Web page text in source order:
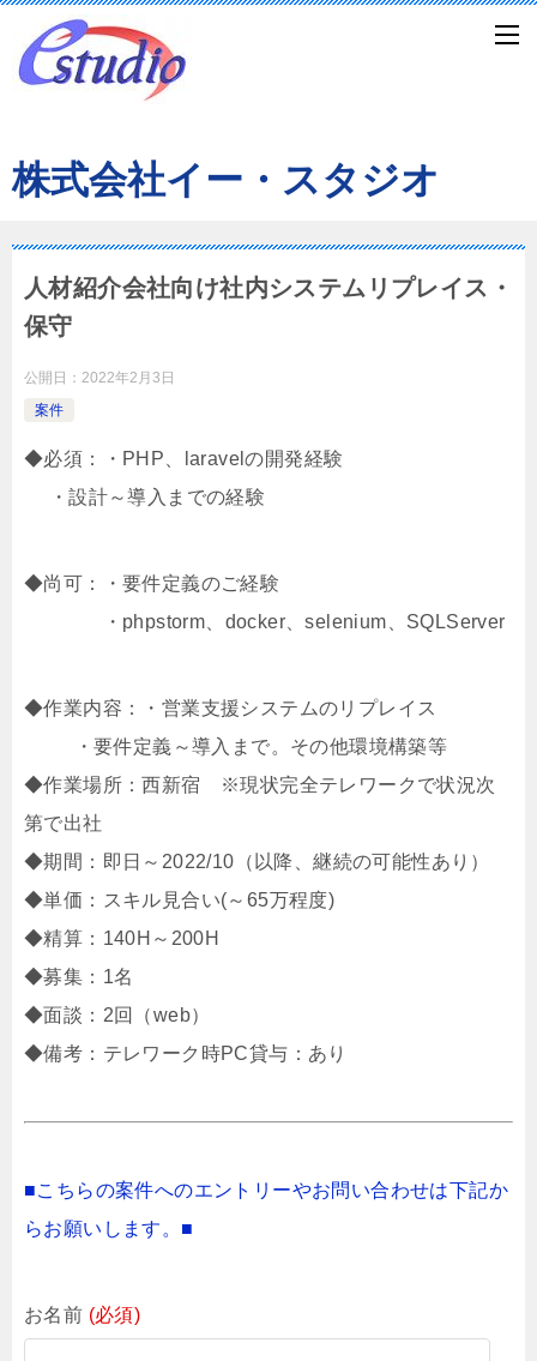
株式会社イー・スタジオ
人材紹介会社向け社内システムリプレイス・
保守
公開日： 2022年2月3日
案件
◆必須：・PHP、laravelの開発経験
・設計～導入までの経験
◆尚可：・要件定義のご経験
・phpstorm、docker、selenium、SQLServer
◆作業内容：・営業支援システムのリプレイス
・要件定義～導入まで。その他環境構築等
◆作業場所：西新宿 ※現状完全テレワークで状況次
第で出社
◆期間：即日～2022/10（以降、継続の可能性あり）
◆単価：スキル見合い(～65万程度)
◆精算：140H～200H
◆募集：1名
◆面談：2回（web）
◆備考：テレワーク時PC貸与：あり
■こちらの案件へのエントリーやお問い合わせは下記か
らお願いします。■
お名前 (必須)